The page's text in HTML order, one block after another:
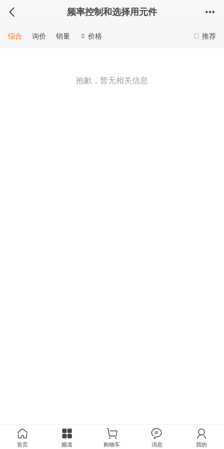
频率控制和选择用元件
推荐
综合 询价 销量 价格
抱歉，暂无相关信息
首页 频道 购物车 消息 我的